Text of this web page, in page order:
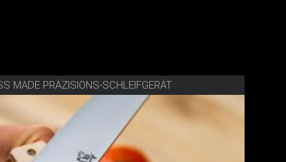
MADE PRÄZISIONS-SCHLEIFGERÄT